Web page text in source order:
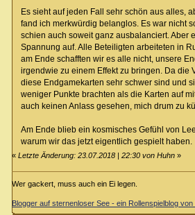
Es sieht auf jeden Fall sehr schön aus alles,
fand ich merkwürdig belanglos. Es war nicht
schien auch soweit ganz ausbalanciert. Aber
Spannung auf. Alle Beteiligten arbeiteten in
am Ende schafften wir es alle nicht, unsere
irgendwie zu einem Effekt zu bringen. Da die
diese Endgamekarten sehr schwer sind und
weniger Punkte brachten als die Karten auf
auch keinen Anlass gesehen, mich drum zu
Am Ende blieb ein kosmisches Gefühl von
warum wir das jetzt eigentlich gespielt haben.
«Letzte Änderung: 23.07.2018 | 22:30 von Huhn »
Wer gackert, muss auch ein Ei legen.
Blogger auf sternenloser See - ein Rollenspielblog